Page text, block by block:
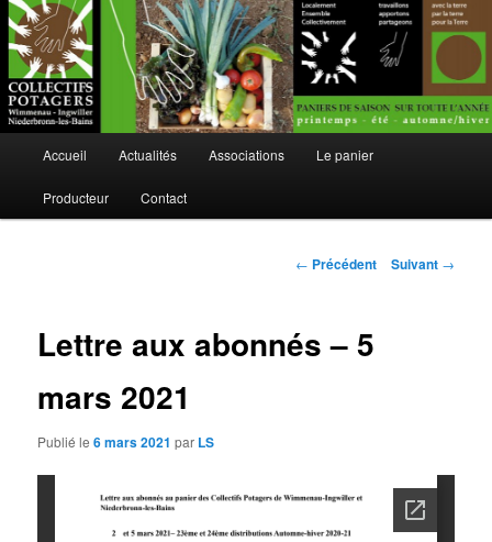
Aller
au
Accueil Actualités Associations Le panier
Producteur Contact
Navigation
← Précédent Suivant →
Lettre aux abonnés – 5
mars 2021
Publié le6 mars 2021 par LS